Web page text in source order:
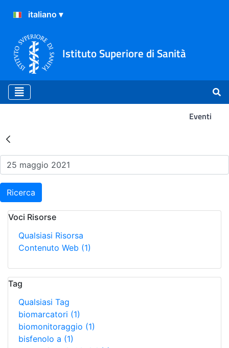
Istituto Superiore di Sanità
Eventi
Risultati della Ricerca -
Ricerca
Voci Risorse
Qualsiasi Risorsa
Contenuto Web (1)
Tag
Qualsiasi Tag
biomarcatori (1)
biomonitoraggio (1)
bisfenolo a (1)